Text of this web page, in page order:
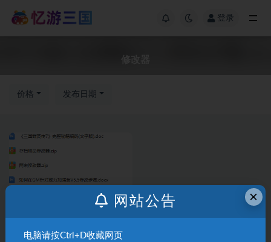
登录
价格 发布日期
×
网站公告
电脑请按Ctrl+D收藏网页